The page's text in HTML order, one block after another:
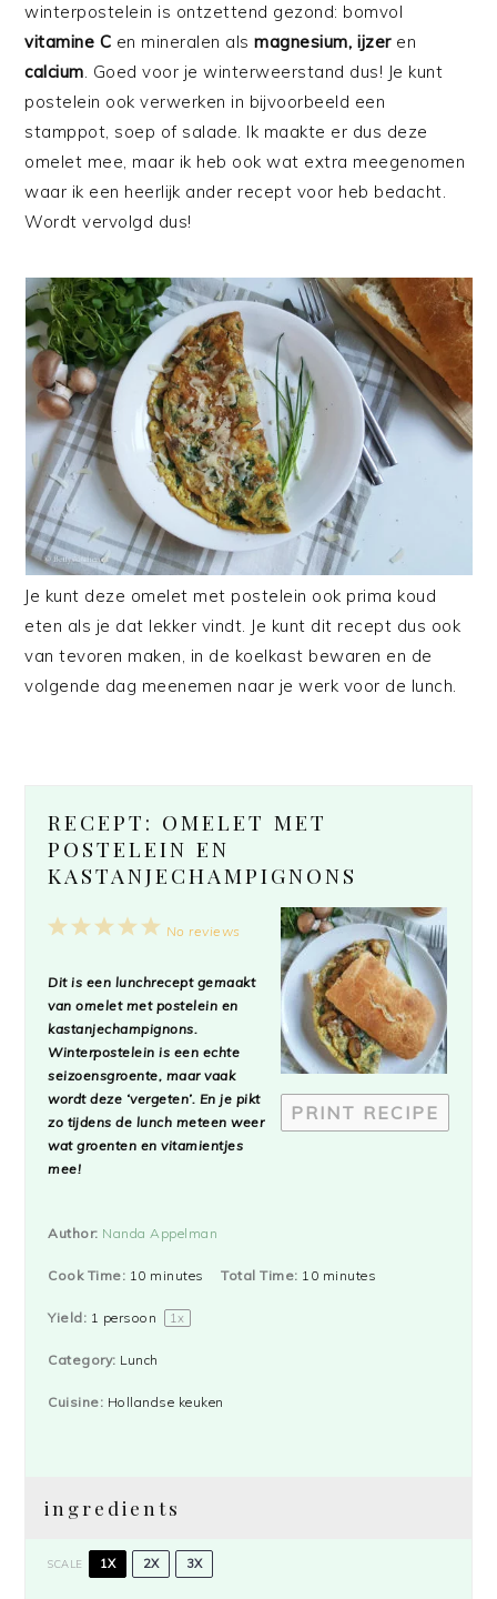
winterpostelein is ontzettend gezond: bomvol
vitamine C en mineralen als magnesium, ijzer en
calcium. Goed voor je winterweerstand dus! Je kunt
postelein ook verwerken in bijvoorbeeld een
stamppot, soep of salade. Ik maakte er dus deze
omelet mee, maar ik heb ook wat extra meegenomen
waar ik een heerlijk ander recept voor heb bedacht.
Wordt vervolgd dus!
Je kunt deze omelet met postelein ook prima koud
eten als je dat lekker vindt. Je kunt dit recept dus ook
van tevoren maken, in de koelkast bewaren en de
volgende dag meenemen naar je werk voor de lunch.
RECEPT: OMELET MET
POSTELEIN EN
KASTANJECHAMPIGNONS
PRINT RECIPE
5
4
3
2
1
No reviews
Dit is een lunchrecept gemaakt
van omelet met postelein en
kastanjechampignons.
Winterpostelein is een echte
seizoensgroente, maar vaak
wordt deze ‘vergeten’. En je pikt
zo tijdens de lunch meteen weer
wat groenten en vitamientjes
mee!
Author: Nanda Appelman
Cook Time: 10 minutes Total Time: 10 minutes
Yield: 1 persoon 1x
Category: Lunch
Cuisine: Hollandse keuken
ingredients
SCALE 1X 2X 3X